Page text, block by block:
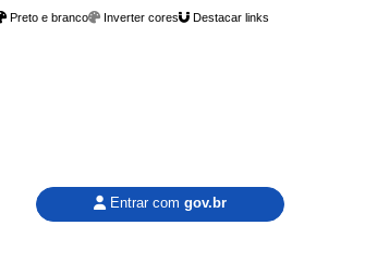
Preto e branco Inverter cores Destacar links
Entrar com gov.br